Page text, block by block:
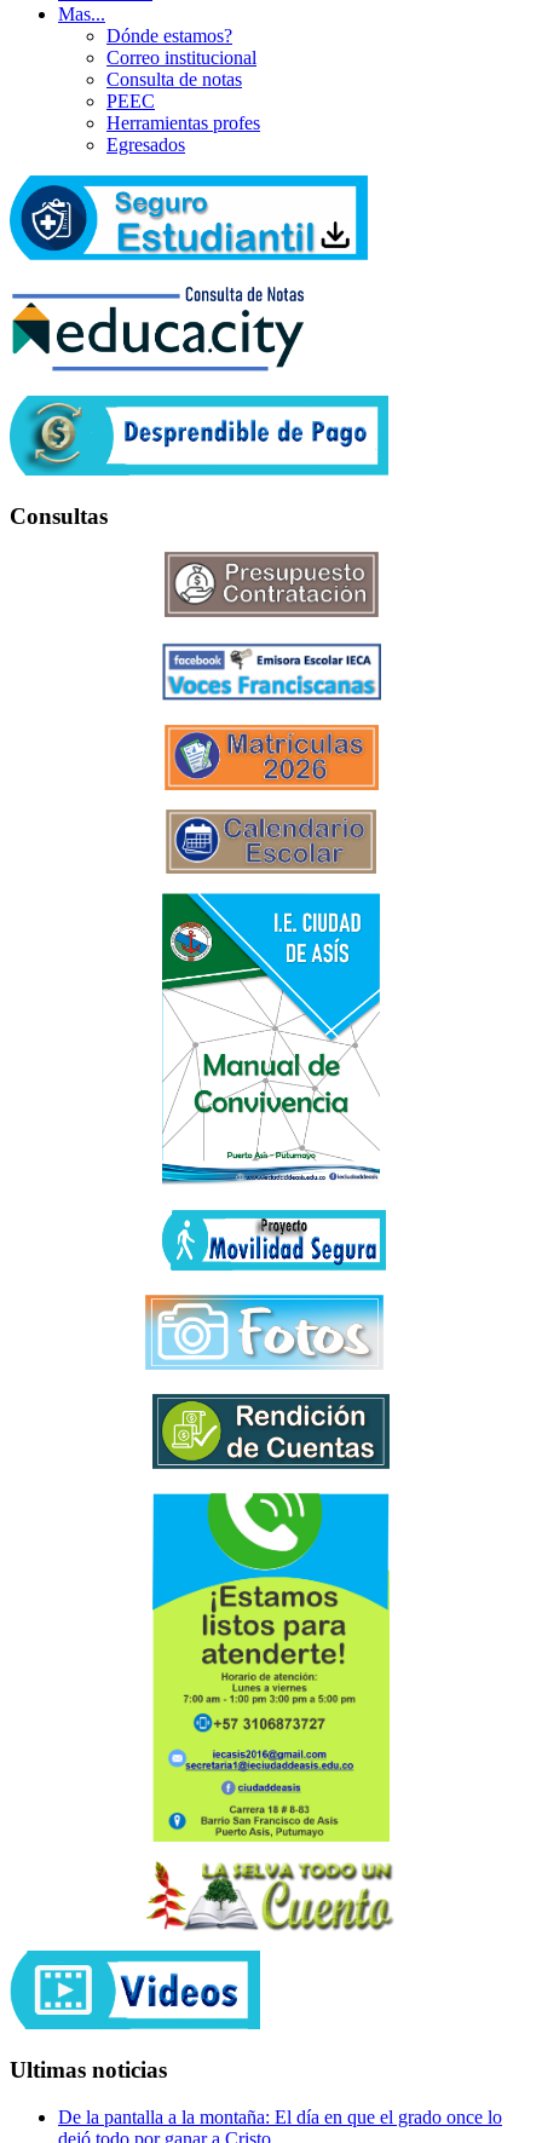
Mas...
Dónde estamos?
Correo institucional
Consulta de notas
PEEC
Herramientas profes
Egresados
Consultas
Ultimas noticias
De la pantalla a la montaña: El día en que el grado once lo
dejó todo por ganar a Cristo